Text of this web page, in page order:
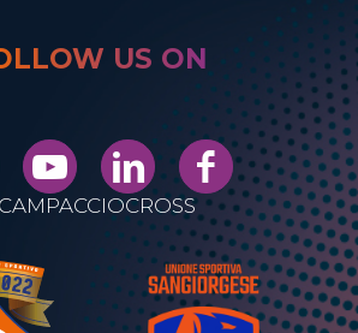
US ON